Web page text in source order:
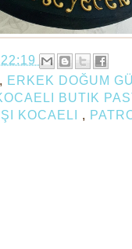
22:19
, ERKEK DOĞUM
BUTIK
KOCAELI ,